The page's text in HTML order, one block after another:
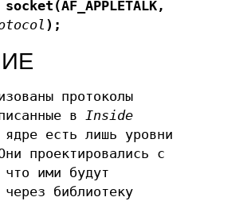
);
протоколы
в Inside
есть лишь уровни
проектировались с
ими будут
через библиотеку